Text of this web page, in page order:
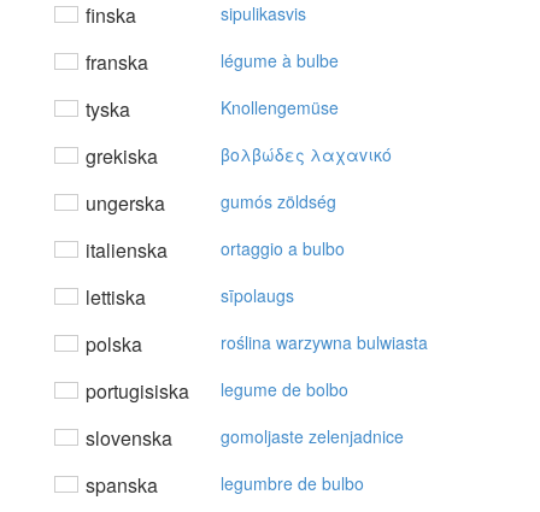
finska sipulikasvis
franska légume à bulbe
tyska Knollengemüse
grekiska βoλβώδες λαχαvικό
ungerska gumós zöldség
italienska ortaggio a bulbo
lettiska sīpolaugs
polska roślina warzywna bulwiasta
portugisiska legume de bolbo
slovenska gomoljaste zelenjadnice
spanska legumbre de bulbo